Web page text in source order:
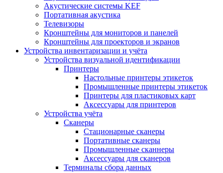
Акустические системы KEF
Портативная акустика
Телевизоры
Кронштейны для мониторов и панелей
Кронштейны для проекторов и экранов
Устройства инвентаризации и учёта
Устройства визуальной идентификации
Принтеры
Настольные принтеры этикеток
Промышленные принтеры этикеток
Принтеры для пластиковых карт
Аксессуары для принтеров
Устройства учёта
Сканеры
Стационарные сканеры
Портативные сканеры
Промышленные сканнеры
Аксессуары для сканеров
Терминалы сбора данных